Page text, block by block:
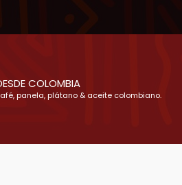
COLOMBIA
panela, plátano & aceite colombiano.